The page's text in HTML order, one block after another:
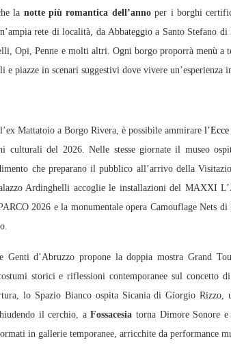
la notte più romantica dell’annoper i borghi
rete di località, da Abbateggio a Santo Stefano di
Opi, Penne e molti altri. Ogni borgo proporrà menù a
e piazze in scenari suggestivi dove vivere un’esperienza
Mattatoio a Borgo Rivera, è possibile ammirare
culturali del 2026. Nelle stesse giornate il museo
che preparano il pubblico all’arrivo della
Ardinghelli accoglie le installazioni del MAXXI
2026 e la monumentale opera Camouflage Nets
Genti d’Abruzzo propone la doppia mostra Grand
storici e riflessioni contemporanee sul concetto
lo Spazio Bianco ospita Sicania di Giorgio Rizzo,
il cerchio, aFossacesia torna Dimore Sonore
in gallerie temporanee, arricchite da performance